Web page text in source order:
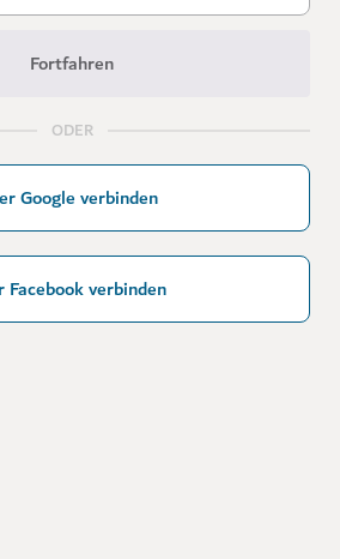
Fortfahren
ODER
Google verbinden
Facebook verbinden